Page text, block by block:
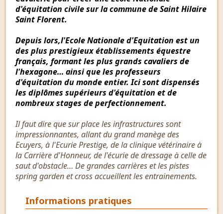
d'équitation civile sur la commune de Saint Hilaire
Saint Florent.
Depuis lors,l'Ecole Nationale d'Equitation est un
des plus prestigieux établissements équestre
français, formant les plus grands cavaliers de
l'hexagone… ainsi que les professeurs
d'équitation du monde entier. Ici sont dispensés
les diplômes supérieurs d'équitation et de
nombreux stages de perfectionnement.
Il faut dire que sur place les infrastructures sont
impressionnantes, allant du grand manège des
Ecuyers, à l'Ecurie Prestige, de la clinique vétérinaire à
la Carrière d'Honneur, de l'écurie de dressage à celle de
saut d'obstacle… De grandes carrières et les pistes
spring garden et cross accueillent les entrainements.
Informations pratiques